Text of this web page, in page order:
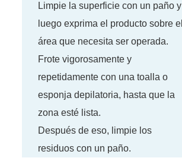
Limpie la superficie con un paño y
luego exprima el producto sobre el
área que necesita ser operada.
Frote vigorosamente y
repetidamente con una toalla o
esponja depilatoria, hasta que la
zona esté lista.
Después de eso, limpie los
residuos con un paño.